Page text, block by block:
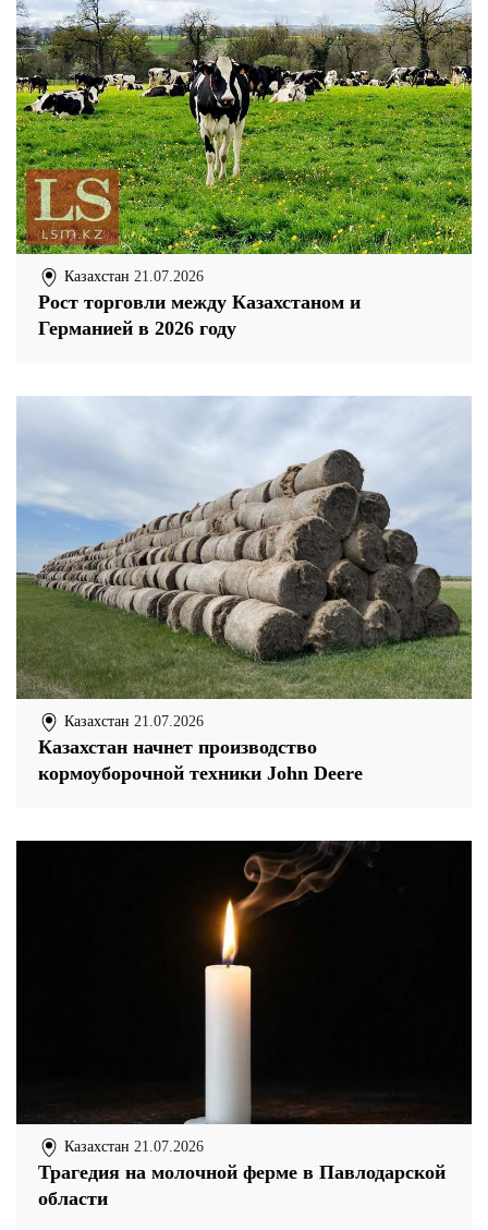
Казахстан 21.07.2026
Рост торговли между Казахстаном и
Германией в 2026 году
Казахстан 21.07.2026
Казахстан начнет производство
кормоуборочной техники John Deere
Казахстан 21.07.2026
Трагедия на молочной ферме в Павлодарской
области